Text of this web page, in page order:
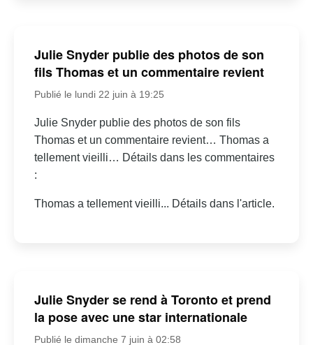
Julie Snyder publie des photos de son
fils Thomas et un commentaire revient
Publié le lundi 22 juin à 19:25
Julie Snyder publie des photos de son fils
Thomas et un commentaire revient… Thomas a
tellement vieilli… Détails dans les commentaires
:
Thomas a tellement vieilli... Détails dans l'article.
Julie Snyder se rend à Toronto et prend
la pose avec une star internationale
Publié le dimanche 7 juin à 02:58